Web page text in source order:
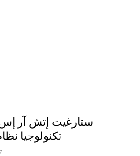
ستارغيت إتش آر
تكنولوجيا
17